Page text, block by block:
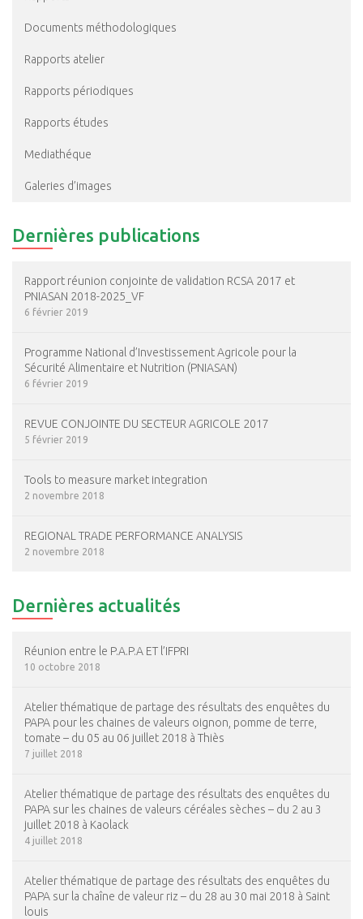
Documents méthodologiques
Rapports atelier
Rapports périodiques
Rapports études
Mediathéque
Galeries d’images
Dernières publications
Rapport réunion conjointe de validation RCSA 2017 et
PNIASAN 2018-2025_VF
6 février 2019
Programme National d’Investissement Agricole pour la
Sécurité Alimentaire et Nutrition (PNIASAN)
6 février 2019
REVUE CONJOINTE DU SECTEUR AGRICOLE 2017
5 février 2019
Tools to measure market integration
2 novembre 2018
REGIONAL TRADE PERFORMANCE ANALYSIS
2 novembre 2018
Dernières actualités
Réunion entre le P.A.P.A ET l’IFPRI
10 octobre 2018
Atelier thématique de partage des résultats des enquêtes du
PAPA pour les chaines de valeurs oignon, pomme de terre,
tomate – du 05 au 06 juillet 2018 à Thiès
7 juillet 2018
Atelier thématique de partage des résultats des enquêtes du
PAPA sur les chaines de valeurs céréales sèches – du 2 au 3
juillet 2018 à Kaolack
4 juillet 2018
Atelier thématique de partage des résultats des enquêtes du
PAPA sur la chaîne de valeur riz – du 28 au 30 mai 2018 à Saint
louis